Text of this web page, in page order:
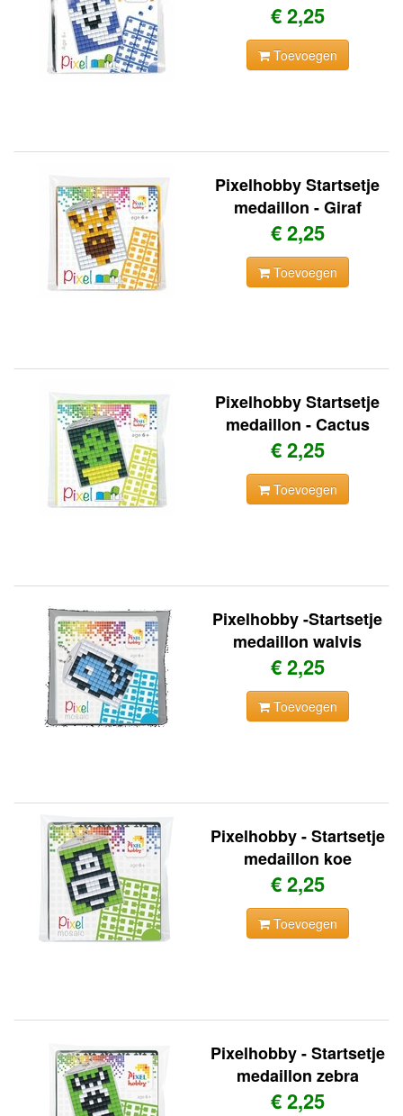
€ 2,25
Toevoegen
Pixelhobby Startsetje
medaillon - Giraf
€ 2,25
Toevoegen
Pixelhobby Startsetje
medaillon - Cactus
€ 2,25
Toevoegen
Pixelhobby -Startsetje
medaillon walvis
€ 2,25
Toevoegen
Pixelhobby - Startsetje
medaillon koe
€ 2,25
Toevoegen
Pixelhobby - Startsetje
medaillon zebra
€ 2,25